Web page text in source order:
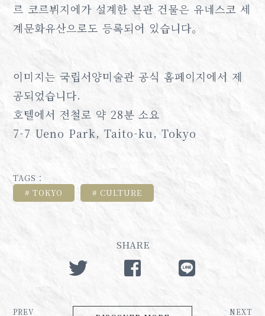
르 코르뷔지에가 설계한 본관 건물은 유네스코 세
계문화유산으로도 등록되어 있습니다。
이미지는 국립서양미술관 공식 홈페이지에서 제
공되었습니다.
호텔에서 전철로 약 28분 소요
7-7 Ueno Park, Taito-ku, Tokyo
TAGS：
TOKYO
CULTURE
SHARE
PREV NEXT